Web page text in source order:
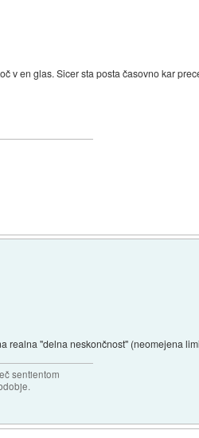
v en glas. Sicer sta posta časovno kar
"delna neskončnost" (neomejena
sentientom